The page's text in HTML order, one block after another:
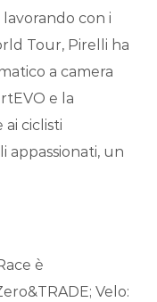
con i
Tour, Pirelli ha
a camera
e la
ciclisti
appassionati, un
è
Velo: